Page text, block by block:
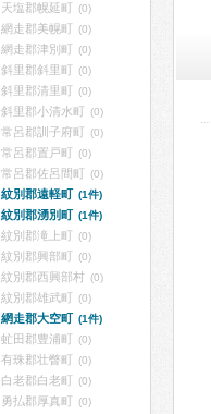
天塩郡幌延町 (0)
網走郡美幌町 (0)
網走郡津別町 (0)
斜里郡斜里町 (0)
斜里郡清里町 (0)
斜里郡小清水町 (0)
常呂郡訓子府町 (0)
常呂郡置戸町 (0)
常呂郡佐呂間町 (0)
紋別郡遠軽町 (1件)
紋別郡湧別町 (1件)
紋別郡滝上町 (0)
紋別郡興部町 (0)
紋別郡西興部村 (0)
紋別郡雄武町 (0)
網走郡大空町 (1件)
虻田郡豊浦町 (0)
有珠郡壮瞥町 (0)
白老郡白老町 (0)
勇払郡厚真町 (0)